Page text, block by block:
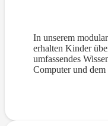
In unserem
erhalten Kinder
umfassendes
Computer und dem